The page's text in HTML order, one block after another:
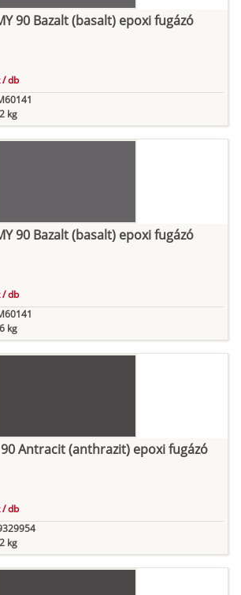
90 Bazalt (basalt) epoxi fugázó
/db
2 kg
90 Bazalt (basalt) epoxi fugázó
/db
6 kg
Antracit (anthrazit) epoxi fugázó
/db
2 kg